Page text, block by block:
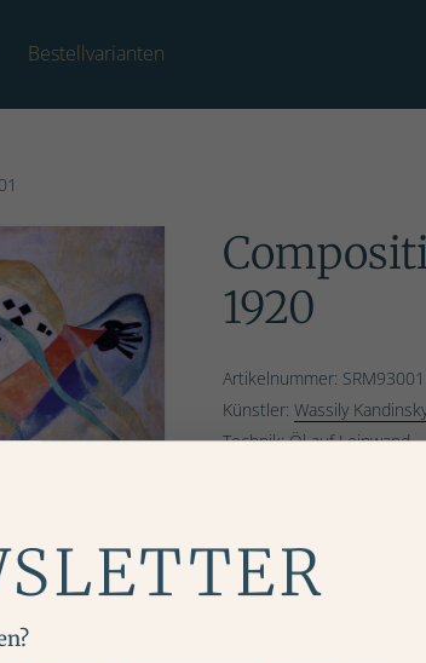
Bestellvarianten
1920
Artikelnummer: SRM93001
Künstler: Wassily
Technik: Öl auf Leinwand
Breite (cm)